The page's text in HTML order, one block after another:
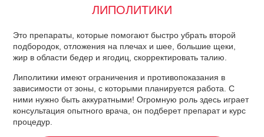
ЛИПОЛИТИКИ
Это препараты, которые помогают быстро убрать второй
подбородок, отложения на плечах и шее, большие щеки,
жир в области бедер и ягодиц, скорректировать талию.
Липолитики имеют ограничения и противопоказания в
зависимости от зоны, с которыми планируется работа. С
ними нужно быть аккуратными! Огромную роль здесь играет
консультация опытного врача, он подберет препарат и курс
процедур.